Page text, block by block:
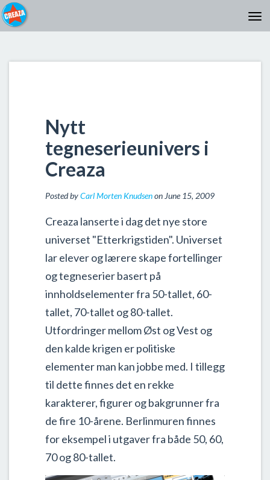
Nytt
tegneserieunivers i
Creaza
Posted byCarl Morten Knudsenon June 15, 2009
Creaza lanserte i dag det nye store
universet "Etterkrigstiden". Universet
lar elever og lærere skape fortellinger
og tegneserier basert på
innholdselementer fra 50-tallet, 60-
tallet, 70-tallet og 80-tallet.
Utfordringer mellom Øst og Vest og
den kalde krigen er politiske
elementer man kan jobbe med. I tillegg
til dette finnes det en rekke
karakterer, figurer og bakgrunner fra
de fire 10-årene. Berlinmuren finnes
for eksempel i utgaver fra både 50, 60,
70 og 80-tallet.